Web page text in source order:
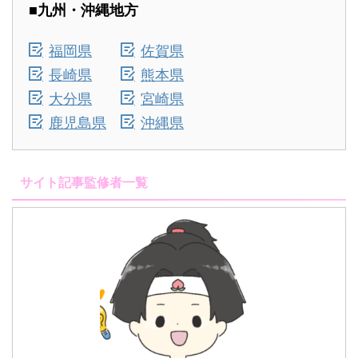
■九州・沖縄地方
福岡県
佐賀県
長崎県
熊本県
大分県
宮崎県
鹿児島県
沖縄県
サイト記事監修者一覧